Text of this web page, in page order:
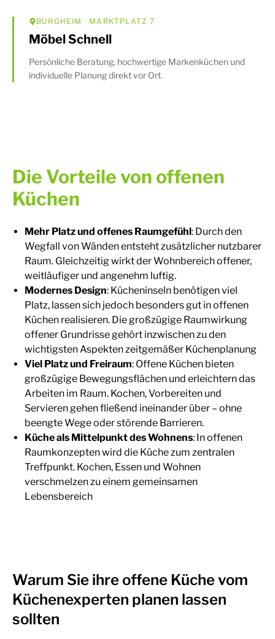
BURGHEIM · MARKTPLATZ 7
Möbel Schnell
Persönliche Beratung, hochwertige Markenküchen und
individuelle Planung direkt vor Ort.
Die Vorteile von offenen
Küchen
Mehr Platz und offenes Raumgefühl: Durch den
Wegfall von Wänden entsteht zusätzlicher nutzbarer
Raum. Gleichzeitig wirkt der Wohnbereich offener,
weitläufiger und angenehm luftig.
Modernes Design: Kücheninseln benötigen viel
Platz, lassen sich jedoch besonders gut in offenen
Küchen realisieren. Die großzügige Raumwirkung
offener Grundrisse gehört inzwischen zu den
wichtigsten Aspekten zeitgemäßer Küchenplanung
Viel Platz und Freiraum: Offene Küchen bieten
großzügige Bewegungsflächen und erleichtern das
Arbeiten im Raum. Kochen, Vorbereiten und
Servieren gehen fließend ineinander über – ohne
beengte Wege oder störende Barrieren.
Küche als Mittelpunkt des Wohnens: In offenen
Raumkonzepten wird die Küche zum zentralen
Treffpunkt. Kochen, Essen und Wohnen
verschmelzen zu einem gemeinsamen
Lebensbereich
Warum Sie ihre offene Küche vom
Küchenexperten planen lassen
sollten